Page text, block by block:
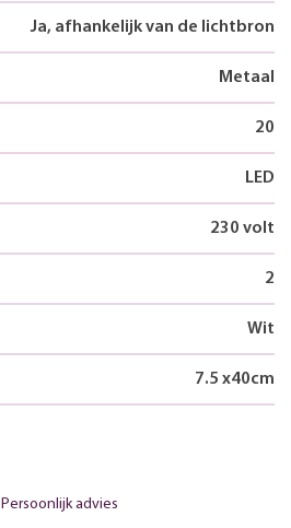
Ja, afhankelijk van de lichtbron
Metaal
20
LED
230 volt
2
Wit
7.5 x40cm
Persoonlijk advies